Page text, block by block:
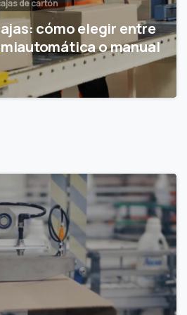
de cartón
cómo elegir entre
o manual